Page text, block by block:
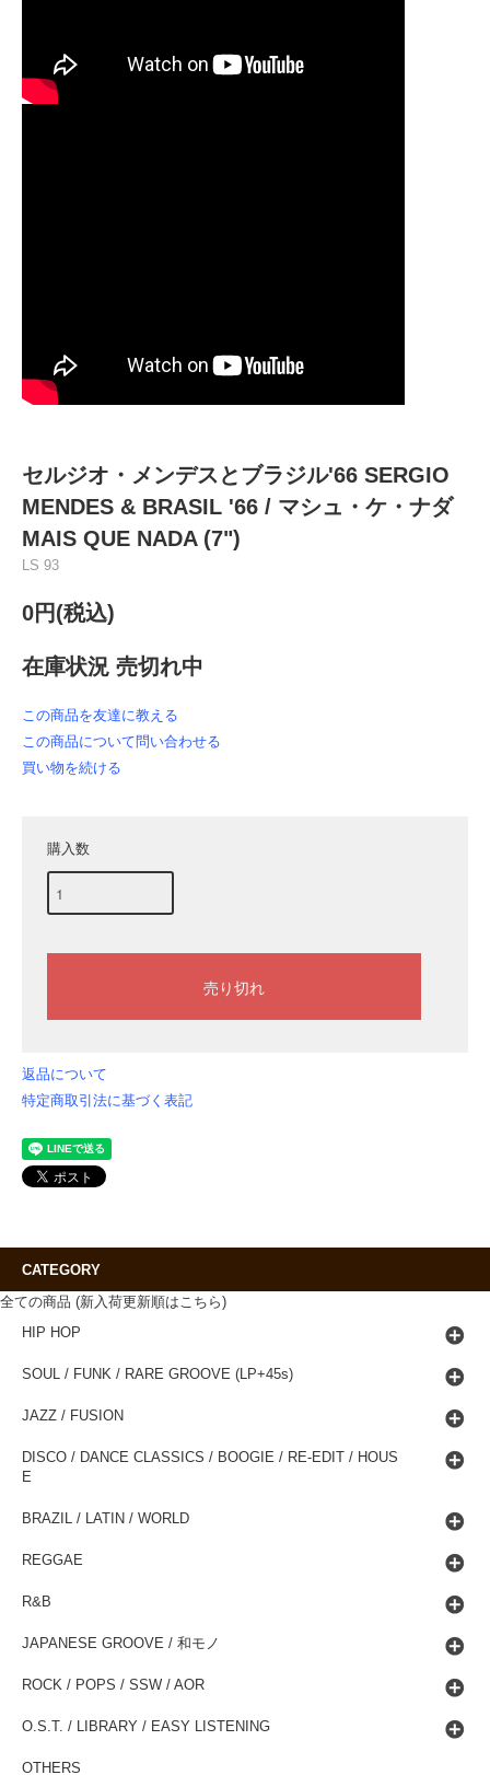
セルジオ・メンデスとブラジル'66 SERGIO
MENDES & BRASIL '66 / マシュ・ケ・ナダ
MAIS QUE NADA (7")
LS 93
0円(税込)
在庫状況 売切れ中
この商品を友達に教える
この商品について問い合わせる
買い物を続ける
購入数
返品について
特定商取引法に基づく表記
CATEGORY
全ての商品 (新入荷更新順はこちら)
HIP HOP
SOUL / FUNK / RARE GROOVE (LP+45s)
JAZZ / FUSION
DISCO / DANCE CLASSICS / BOOGIE / RE-EDIT / HOUS
E
BRAZIL / LATIN / WORLD
REGGAE
R&B
JAPANESE GROOVE / 和モノ
ROCK / POPS / SSW / AOR
O.S.T. / LIBRARY / EASY LISTENING
OTHERS